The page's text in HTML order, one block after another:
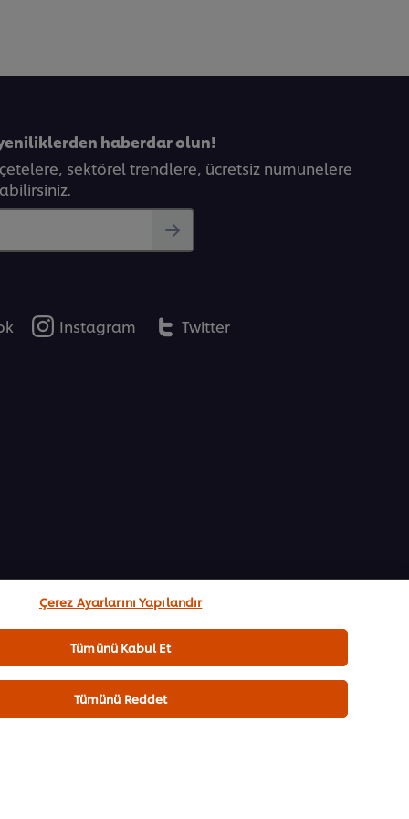
haberdar olun!
sektörel trendlere, ücretsiz numunelere
Instagram Twitter
Çerez Ayarlarını Yapılandır
Tümünü Reddet
Tümünü Kabul Et